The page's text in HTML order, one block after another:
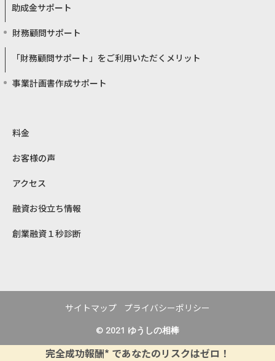
助成金サポート
財務顧問サポート
「財務顧問サポート」をご利用いただくメリット
事業計画書作成サポート
料金
お客様の声
アクセス
融資お役立ち情報
創業融資１秒診断
サイトマップ プライバシーポリシー
© 2021 ゆうしの相棒
完全成功報酬* であなたのリスクはゼロ！